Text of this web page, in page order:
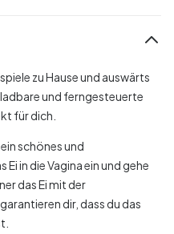
zu Hause und auswärts
und ferngesteuerte
für dich.
schönes und
in die Vagina ein und gehe
das Ei mit der
dir, dass du das